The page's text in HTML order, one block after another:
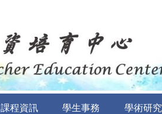
課程資訊 學生事務 學術研究